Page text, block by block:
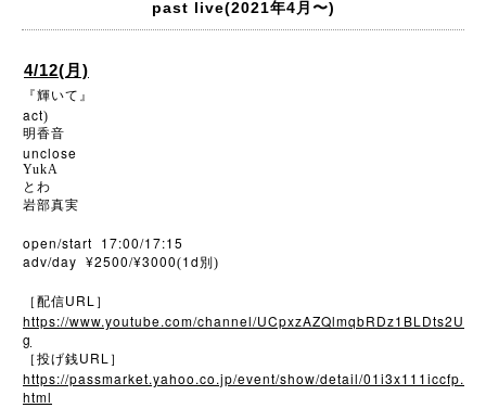
past live(2021年4月〜)
4/12(月)
『輝いて』
act)
明香音
unclose
YukA
とわ
岩部真実
open/start 17:00/17:15
adv/day ¥2500/¥3000(1d 別)
［配信URL ］
https://www.youtube.com/channel/UCpxzAZQlmqbRDz1BLDts2U
g
［投げ銭URL ］
https://passmarket.yahoo.co.jp/event/show/detail/01i3x111iccfp.
html